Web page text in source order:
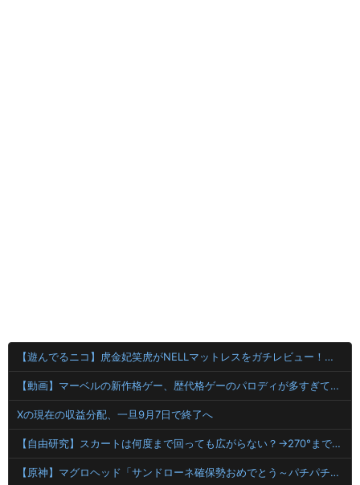
【遊んでるニコ】虎金妃笑虎がNELLマットレスをガチレビュー！皆担とニコたんの爆笑アンケート企画も開催！
【動画】マーベルの新作格ゲー、歴代格ゲーのパロディが多すぎて話題にwwwwwww
Xの現在の収益分配、一旦9月7日で終了へ
【自由研究】スカートは何度まで回っても広がらない？→270°まで可能と判明ｗｗｗｗ
【原神】マグロヘッド「サンドローネ確保勢おめでとう～パチパチ」って動画出してて草